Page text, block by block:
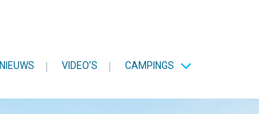
NIEUWS | VIDEO’S | CAMPINGS